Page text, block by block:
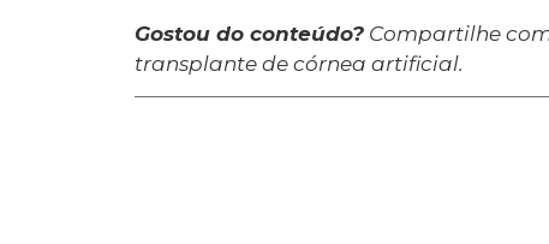
Gostou do conteúdo? Compartilhe
transplante de córnea artificial.